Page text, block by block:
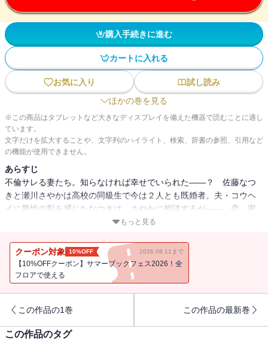
購入手続きに進む
カートに入れる
お気に入り
試し読み
ほかの巻を見る
※この商品はタブレットなど大きなディスプレイを備えた機器で読むことに適し
ています。
文字だけを拡大することや、文字列のハイライト、検索、辞書の参照、引用など
の機能が使用できません。
あらすじ
不倫サレる妻たち。知らなければ幸せでいられた――？ 佐藤なつ
きと瀬川さやかは高校の同級生で今は２人とも既婚者。夫・コウヘ
イに異性の影を感じたなつきは、さやかに相談するが――。恋、家
庭、仕事、奪われる痛みの先にあるものは？ 分冊版第16巻！
もっと見る
クーポン対象 10%OFF 2026.08.11まで
【10%OFFクーポン】サマーブックフェス2026！全
フロアで使える
この作品の1巻 この作品の最新巻
この作品のタグ